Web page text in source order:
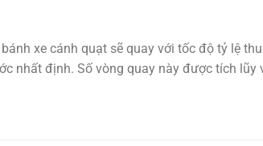
xe cánh quạt sẽ quay với tốc độ tỷ lệ
nhất định. Số vòng quay này được tích